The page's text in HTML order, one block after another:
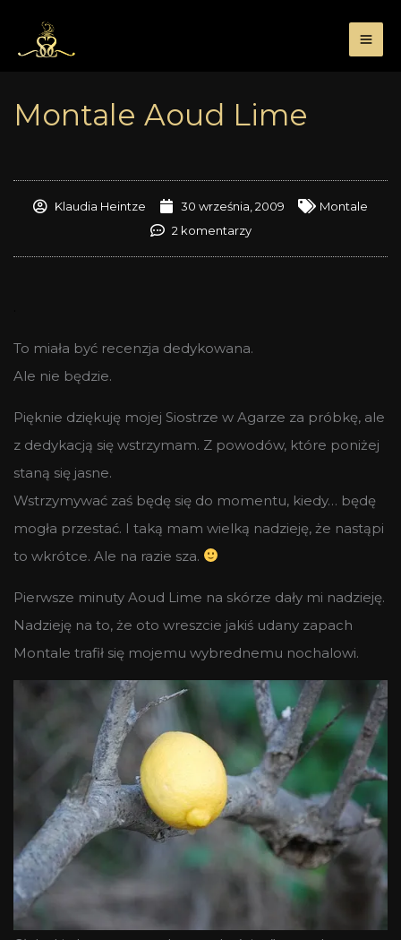
treści
Montale Aoud Lime
Klaudia Heintze 30 września, 2009
Montale
2 komentarzy
To miała być recenzja dedykowana.
Ale nie będzie.
Pięknie dziękuję mojej Siostrze w Agarze za próbkę, ale
z dedykacją się wstrzymam. Z powodów, które poniżej
staną się jasne.
Wstrzymywać zaś będę się do momentu, kiedy… będę
mogła przestać. I taką mam wielką nadzieję, że nastąpi
to wkrótce. Ale na razie sza.
Pierwsze minuty Aoud Lime na skórze dały mi nadzieję.
Nadzieję na to, że oto wreszcie jakiś udany zapach
Montale trafił się mojemu wybrednemu nochalowi.